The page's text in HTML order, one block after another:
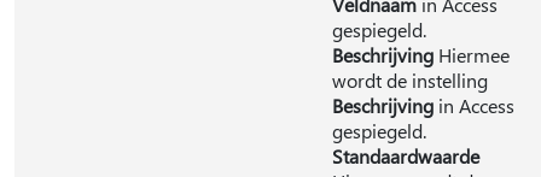
gespiegeld.
Beschrijving Hiermee
wordt de instelling
Beschrijving in Access
gespiegeld.
Standaardwaarde